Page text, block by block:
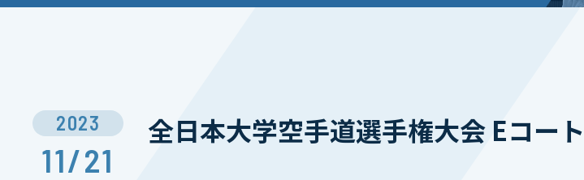
2023
11/21
全日本大学空手道選手権大会 Eコー